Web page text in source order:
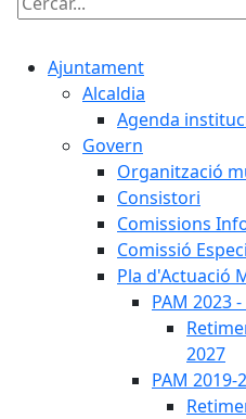
Cercar:
Ajuntament
Alcaldia
Agenda
Govern
Organització
Consistori
Comissions
Comissió
Pla d'Actuació
PAM 2023
2027
PAM 2019-